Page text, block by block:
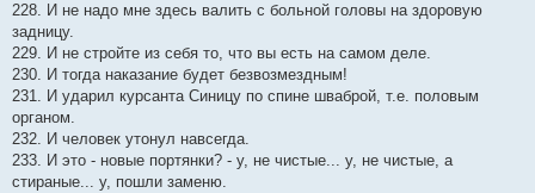
228. И не надо мне здесь валить с больной головы на здоровую
задницу.
229. И не стройте из себя то, что вы есть на самом деле.
230. И тогда наказание будет безвозмездным!
231. И ударил курсанта Синицу по спине шваброй, т.е. половым
органом.
232. И человек утонул навсегда.
233. И это - новые портянки? - у, не чистые... у, не чистые, а
стираные... у, пошли заменю.